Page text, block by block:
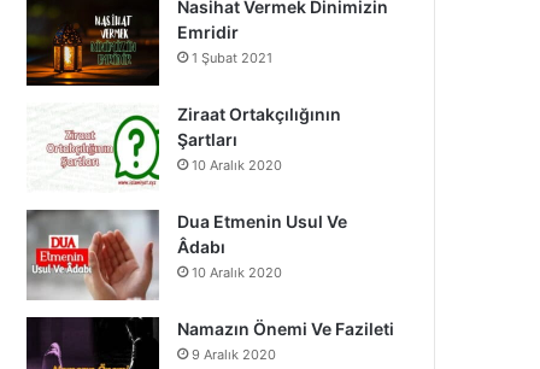
o
o
k
b
g
a
Nasihat Vermek Dinimizin
Emridir
1 Şubat 2021
Ziraat Ortakçılığının
Şartları
10 Aralık 2020
Dua Etmenin Usul Ve
Âdabı
10 Aralık 2020
Namazın Önemi Ve Fazileti
9 Aralık 2020